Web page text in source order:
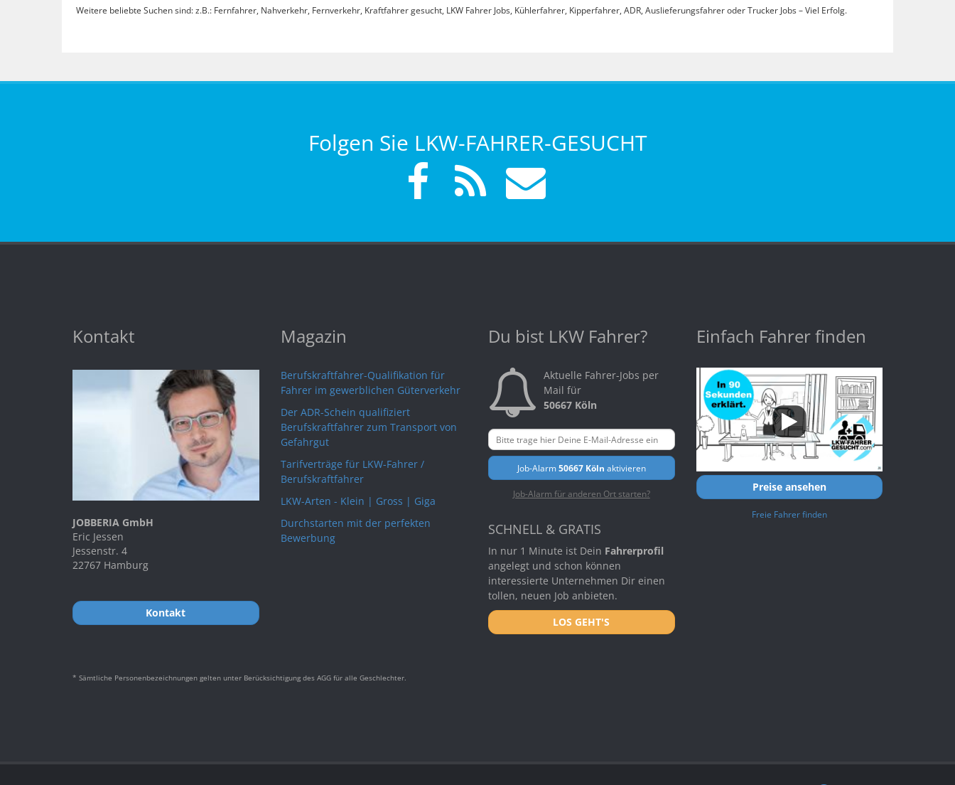
Weitere beliebte Suchen sind: z.B.: Fernfahrer, Nahverkehr, Fernverkehr, Kraftfahrer gesucht, LKW Fahrer Jobs, Kühlerfahrer, Kipperfahrer, ADR, Auslieferungsfahrer oder Trucker Jobs – Viel Erfolg.
Folgen Sie LKW-FAHRER-GESUCHT
Kontakt
JOBBERIA GmbH
Eric Jessen
Jessenstr. 4
22767 Hamburg
Kontakt
Magazin
Berufskraftfahrer-Qualifikation für
Fahrer im gewerblichen Güterverkehr
Der ADR-Schein qualifiziert
Berufskraftfahrer zum Transport von
Gefahrgut
Tarifverträge für LKW-Fahrer /
Berufskraftfahrer
LKW-Arten - Klein | Gross | Giga
Durchstarten mit der perfekten
Bewerbung
Du bist LKW Fahrer?
Aktuelle Fahrer-Jobs per
Mail für
50667 Köln
Job-Alarm50667 Köln aktivieren
Job-Alarm für anderen Ort starten?
SCHNELL & GRATIS
In nur 1 Minute ist Dein Fahrerprofil
angelegt und schon können
interessierte Unternehmen Dir einen
tollen, neuen Job anbieten.
LOS GEHT'S
Einfach Fahrer finden
Preise ansehen
Freie Fahrer finden
* Sämtliche Personenbezeichnungen gelten unter Berücksichtigung des AGG für alle Geschlechter.